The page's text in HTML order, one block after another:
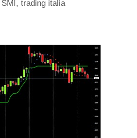
SMI , trading italia